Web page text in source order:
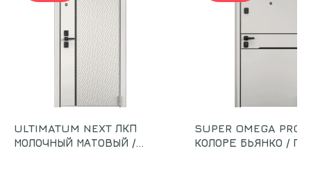
ULTIMATUM NEXT ЛКП
МОЛОЧНЫЙ МАТОВЫЙ /
SUPER OMEGA PRO
КОЛОРЕ БЬЯНКО /